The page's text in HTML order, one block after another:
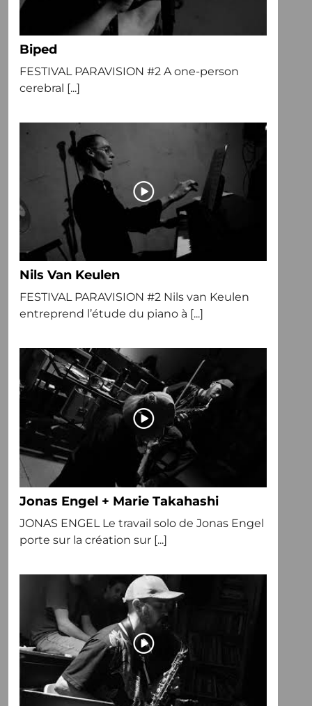
Biped
FESTIVAL PARAVISION #2 A one-person
cerebral [...]
Nils Van Keulen
FESTIVAL PARAVISION #2 Nils van Keulen
entreprend l’étude du piano à [...]
Jonas Engel + Marie Takahashi
JONAS ENGEL Le travail solo de Jonas Engel
porte sur la création sur [...]